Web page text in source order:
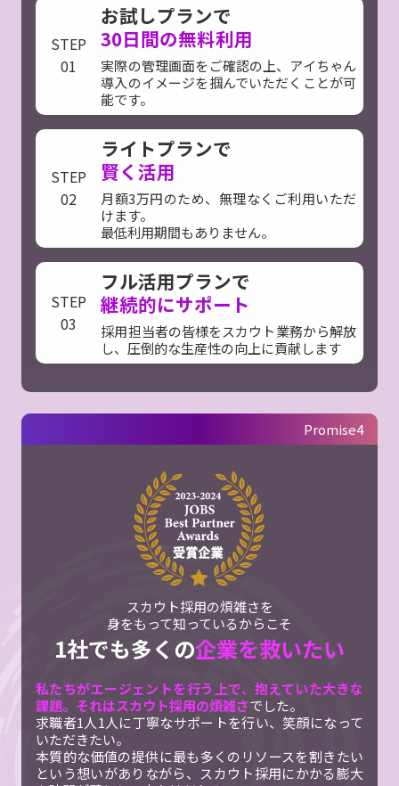
STEP
01
お試しプランで
30日間の無料利用
実際の管理画面をご確認の上、アイちゃん
導入のイメージを掴んでいただくことが可
能です。
STEP
02
ライトプランで
賢く活用
月額3万円のため、無理なくご利用いただ
けます。
最低利用期間もありません。
STEP
03
フル活用プランで
継続的にサポート
採用担当者の皆様をスカウト業務から解放
し、圧倒的な生産性の向上に貢献します
Promise4
スカウト採用の煩雑さを
身をもって知っているからこそ
1社でも多くの企業を救いたい
私たちがエージェントを行う上で、抱えていた大きな
課題。それはスカウト採用の煩雑さでした。
求職者1人1人に丁寧なサポートを行い、笑顔になって
いただきたい。
本質的な価値の提供に最も多くのリソースを割きたい
という想いがありながら、スカウト採用にかかる膨大